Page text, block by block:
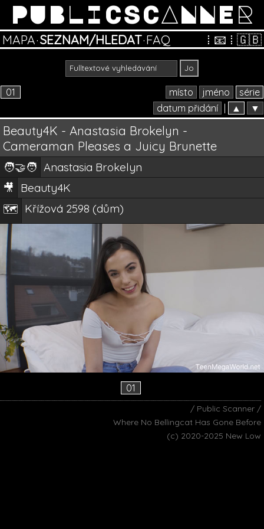
PUBLICSCANNER
MAPA·SEZNAM/HLEDAT·FAQ ⁞ 📧 ⁞ 🇬🇧
01 místo jméno
série
datum přidání
▲ ▼
Beauty4K - Anastasia Brokelyn -
Cameraman Pleases a Juicy Brunette
🧑‍🤝‍🧑 Anastasia Brokelyn
🎥 Beauty4K
🗺️ Křížová 2598 (dům)
01
/ Public Scanner /
Where No Bellingcat Has Gone Before
(c) 2020-2025 New Low